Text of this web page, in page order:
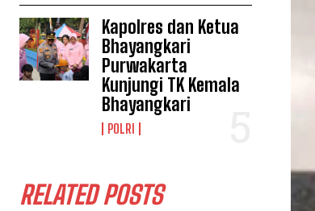
Kapolres dan Ketua
Bhayangkari
Purwakarta
Kunjungi TK Kemala
Bhayangkari
POLRI
RELATED POSTS